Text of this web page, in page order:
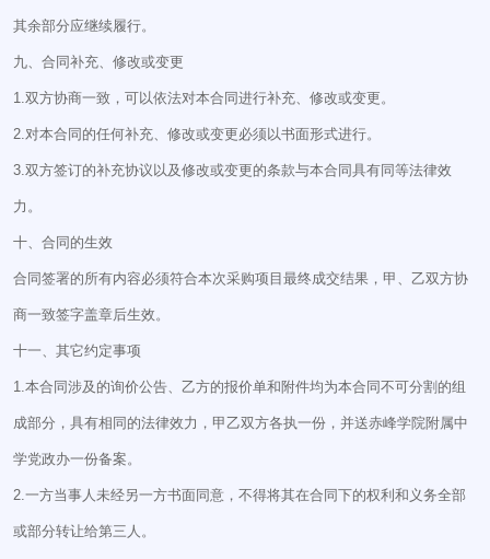
其余部分应继续履行。
九、合同补充、修改或变更
1.双方协商一致，可以依法对本合同进行补充、修改或变更。
2.对本合同的任何补充、修改或变更必须以书面形式进行。
3.双方签订的补充协议以及修改或变更的条款与本合同具有同等法律效
力。
十、合同的生效
合同签署的所有内容必须符合本次采购项目最终成交结果，甲、乙双方协
商一致签字盖章后生效。
十一、其它约定事项
1.本合同涉及的询价公告、乙方的报价单和附件均为本合同不可分割的组
成部分，具有相同的法律效力，甲乙双方各执一份，并送赤峰学院附属中
学党政办一份备案。
2.一方当事人未经另一方书面同意，不得将其在合同下的权利和义务全部
或部分转让给第三人。